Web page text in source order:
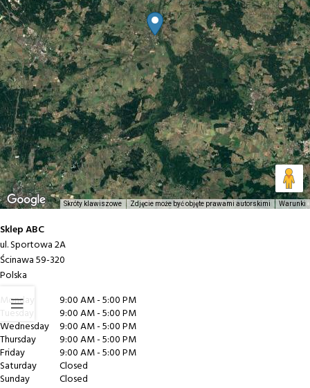
Skróty klawiszowe Zdjęcie może być objęte prawami autorskimi Warunki
Sklep ABC
ul. Sportowa 2A
Ścinawa59-320
Polska
Monday
9:00 AM - 5:00 PM
Tuesday
9:00 AM - 5:00 PM
Wednesday
9:00 AM - 5:00 PM
Thursday
9:00 AM - 5:00 PM
Friday
9:00 AM - 5:00 PM
Saturday
Closed
Sunday
Closed